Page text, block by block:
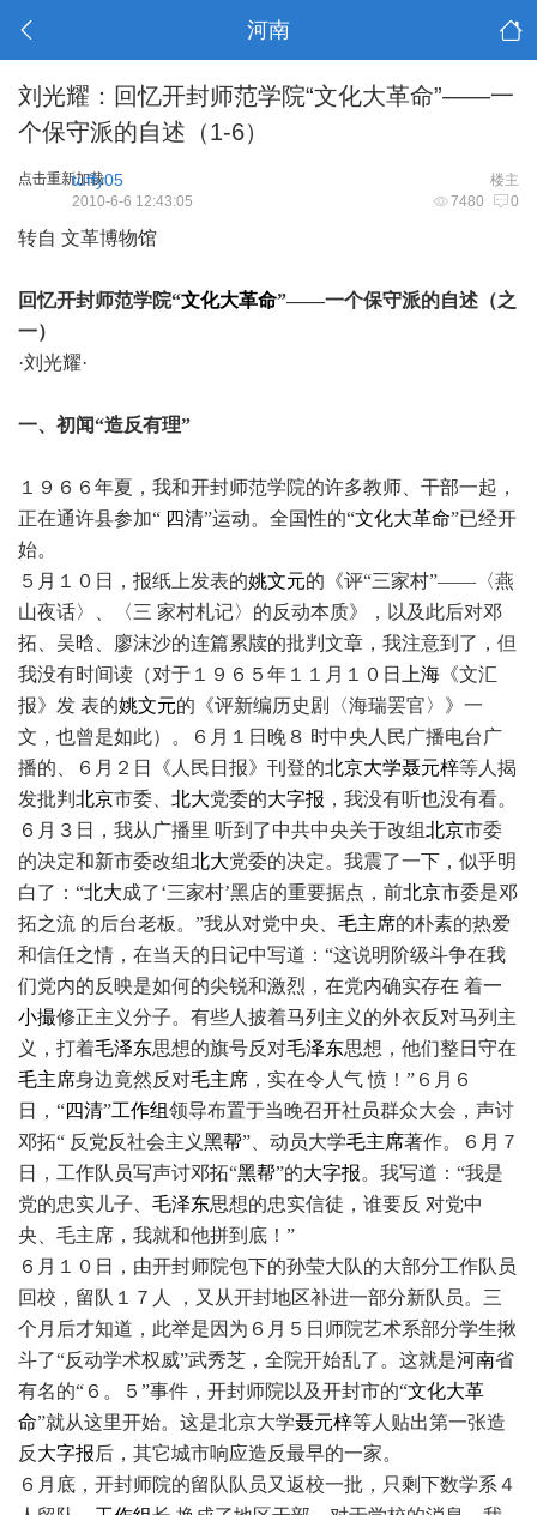
河南
刘光耀：回忆开封师范学院“文化大革命”——一
个保守派的自述（1-6）
点击重新加载 楼主
tuffy05
7480 0
2010-6-6 12:43:05
转自 文革博物馆
回忆开封师范学院“文化大革命”——一个保守派的自述（之
一）
·刘光耀·
一、初闻“造反有理”
１９６６年夏，我和开封师范学院的许多教师、干部一起，
正在通许县参加“ 四清”运动。全国性的“文化大革命”已经开
始。
５月１０日，报纸上发表的姚文元的《评“三家村”——〈燕
山夜话〉、〈三 家村札记〉的反动本质》，以及此后对邓
拓、吴晗、廖沫沙的连篇累牍的批判文章，我注意到了，但
我没有时间读（对于１９６５年１１月１０日
上海 《文汇
报》发 表的姚文元的《评新编历史剧〈海瑞罢官〉》一
文，也曾是如此）。６月１日晚８ 时中央人民广播电台广
播的、６月２日《人民日报》刊登的北京大学聂元梓等人揭
发批判 北京市委、 北大党委的大字报 ，我没有听也没有看。
６月３日，我从广播里 听到了中共中央关于改组北京市委
的决定和新市委改组北大党委的决定。我震了一下，似乎明
白了：“北大成了‘三家村’黑店的重要据点，前北京市委是邓
拓之流 的后台老板。”我从对党中央、 毛主席的朴素的热爱
和信任之情，在当天的日记中写道：“这说明阶级斗争在我
们党内的反映是如何的尖锐和激烈，在党内确实存在 着一
小撮修正主义分子。有些人披着马列主义的外衣反对马列主
义，打着毛泽东思想的旗号反对毛泽东思想，他们整日守在
毛主席身边竟然反对毛主席 ，实在令人气 愤！”６月６
日，“四清”工作组领导布置于当晚召开社员群众大会，声讨
邓拓“ 反党反社会主义黑帮”、动员大学毛主席著作。６月７
日，工作队员写声讨邓拓“黑帮”的大字报。我写道：“我是
党的忠实儿子、 毛泽东思想的忠实信徒，谁要反 对党中
央、毛主席，我就和他拼到底！”
６月１０日，由开封师院包下的孙莹大队的大部分工作队员
回校，留队１７人 ，又从开封地区补进一部分新队员。三
个月后才知道，此举是因为６月５日师院艺术系部分学生揪
斗了“反动学术权威”武秀芝，全院开始乱了。这就是河南省
有名的“６。５”事件，开封师院以及开封市的“文化大革
命”就从这里开始。这是北京大学聂元梓等人贴出第一张造
反 大字报后，其它城市响应造反最早的一家。
６月底，开封师院的留队队员又返校一批，只剩下数学系４